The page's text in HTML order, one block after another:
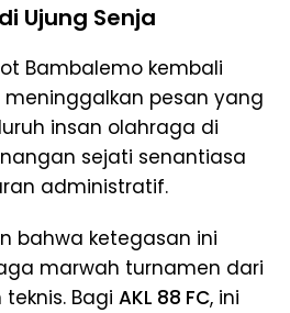
Ujung Senja
Bambalemo kembali
meninggalkan pesan yang
insan olahraga di
sejati senantiasa
administratif.
bahwa ketegasan ini
marwah turnamen dari
Bagi AKL 88 FC, ini